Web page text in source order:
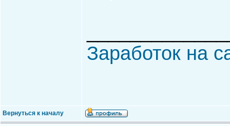
Заработок на
Вернуться к началу